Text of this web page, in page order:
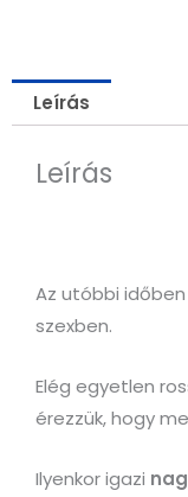
Leírás
Leírás
Az utóbbi
szexben.
Elég egyetlen
érezzük, hogy
Ilyenkor igazi